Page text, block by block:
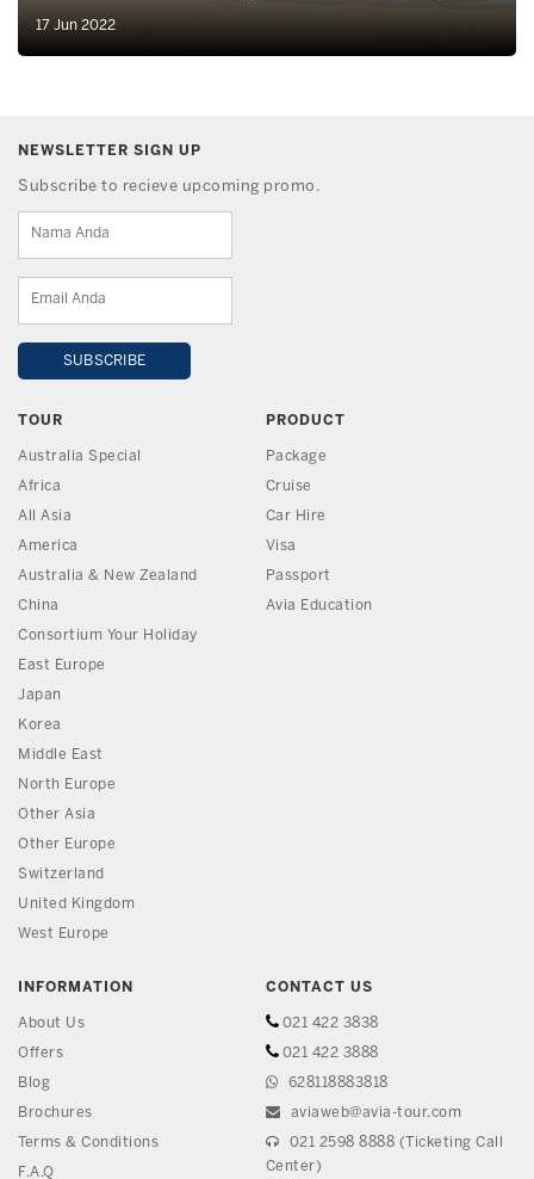
17 Jun 2022
NEWSLETTER SIGN UP
Subscribe to recieve upcoming promo.
TOUR
Australia Special
Africa
All Asia
America
Australia & New Zealand
China
Consortium Your Holiday
East Europe
Japan
Korea
Middle East
North Europe
Other Asia
Other Europe
Switzerland
United Kingdom
West Europe
PRODUCT
Package
Cruise
Car Hire
Visa
Passport
Avia Education
INFORMATION
About Us
Offers
Blog
Brochures
Terms & Conditions
F.A.Q
CONTACT US
021 422 3838
021 422 3888
628118883818
aviaweb@avia-tour.com
021 2598 8888 (Ticketing Call
Center)